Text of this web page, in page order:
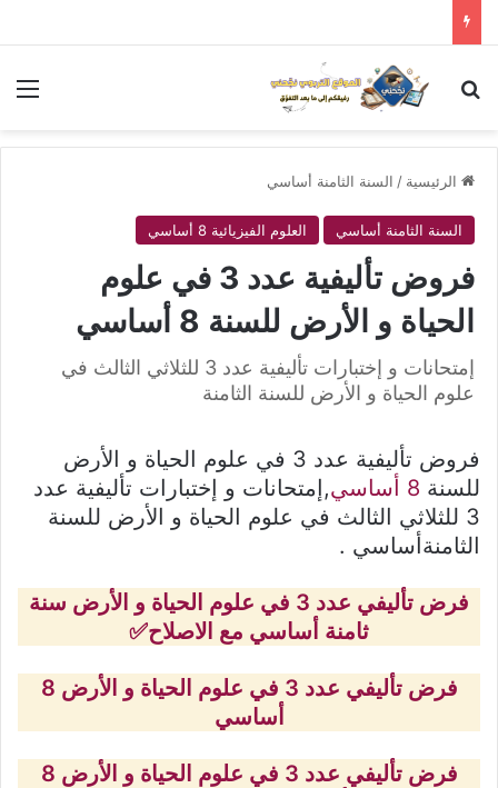
بحث عن
الرئيسية / السنة الثامنة أساسي
السنة الثامنة أساسي العلوم الفيزيائية 8 أساسي
فروض تأليفية عدد 3 في علوم
الحياة و الأرض للسنة 8 أساسي
إمتحانات و إختبارات تأليفية عدد 3 للثلاثي الثالث في
علوم الحياة و الأرض للسنة الثامنة
فروض تأليفية عدد 3 في علوم الحياة و الأرض
للسنة 8 أساسي
,إمتحانات و إختبارات تأليفية عدد
3 للثلاثي الثالث في علوم الحياة و الأرض للسنة
الثامنةأساسي .
فرض تأليفي عدد 3 في علوم الحياة و الأرض سنة
ثامنة أساسي مع الاصلاح✅
فرض تأليفي عدد 3 في علوم الحياة و الأرض 8
أساسي
فرض تأليفي عدد 3 في علوم الحياة و الأرض 8